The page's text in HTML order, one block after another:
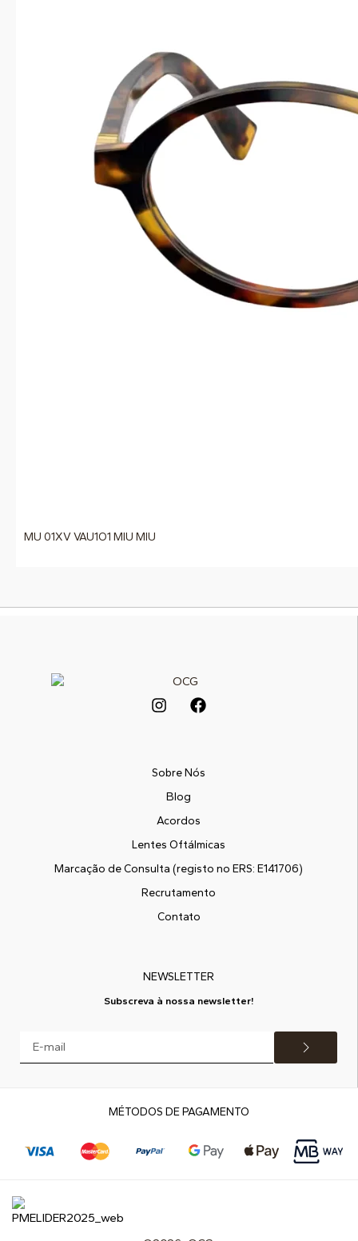
MU 01XV VAU1O1 MIU MIU
Sobre Nós
Blog
Acordos
Lentes Oftálmicas
Marcação de Consulta (registo no ERS: E141706)
Recrutamento
Contato
NEWSLETTER
Subscreva à nossa newsletter!
MÉTODOS DE PAGAMENTO